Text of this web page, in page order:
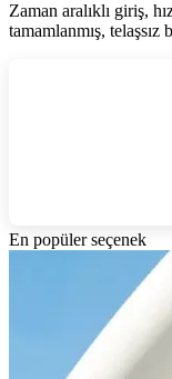
Zaman aralıklı giriş,
tamamlanmış, telaşsız
En popüler seçenek